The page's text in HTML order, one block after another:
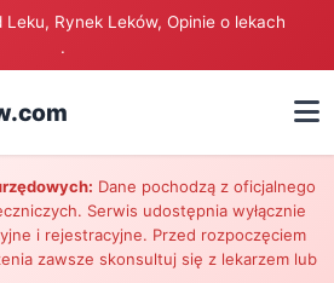
Leku, Rynek Leków, Opinie o lekach
.
Dane pochodzą z oficjalnego
Serwis udostępnia wyłącznie
i rejestracyjne. Przed rozpoczęciem
zawsze skonsultuj się z lekarzem lub